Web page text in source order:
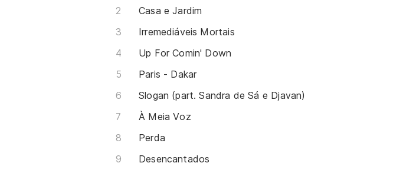
Casa e Jardim
Irremediáveis Mortais
Up For Comin' Down
Paris - Dakar
Slogan (part. Sandra de Sá e Djavan)
À Meia Voz
Perda
Desencantados